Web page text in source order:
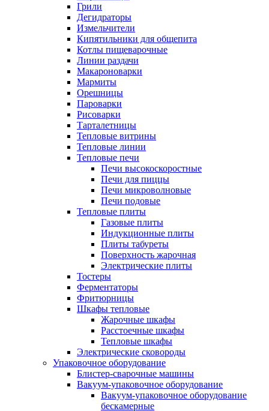
Грили
Дегидраторы
Измельчители
Кипятильники для общепита
Котлы пищеварочные
Линии раздачи
Макароноварки
Мармиты
Орешницы
Пароварки
Рисоварки
Тарталетницы
Тепловые витрины
Тепловые линии
Тепловые печи
Печи высокоскоростные
Печи для пиццы
Печи микроволновые
Печи подовые
Тепловые плиты
Газовые плиты
Индукционные плиты
Плиты табуреты
Поверхность жарочная
Электрические плиты
Тостеры
Ферментаторы
Фритюрницы
Шкафы тепловые
Жарочные шкафы
Расстоечные шкафы
Тепловые шкафы
Электрические сковороды
Упаковочное оборудование
Блистер-сварочные машины
Вакуум-упаковочное оборудование
Вакуум-упаковочное оборудование
беcкамерные